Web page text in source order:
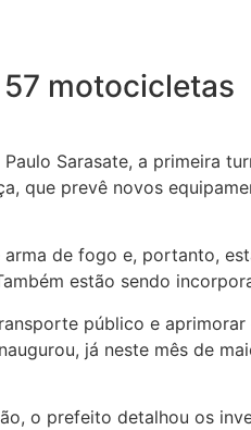
motocicletas
Sarasate, a primeira
que prevê novos
de fogo e, portanto,
estão sendo
público e
já neste mês de
o prefeito detalhou os